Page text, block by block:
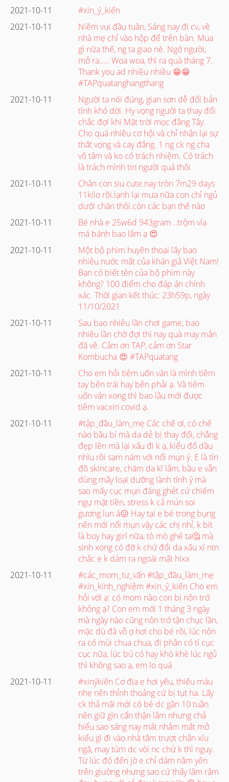
2021-10-11
#xin_ý_kiến
2021-10-11
Niềm vui đầu tuần, Sáng nay đi cv, về
nhà mẹ chỉ vào hộp để trên bàn. Mua
gì nữa thế, ng ta giao nè. Ngớ người,
mở ra..... Woa woa, thì ra quà tháng 7.
Thank you ad nhiều nhiều 😁😁
#TAPquatanghangthang
2021-10-11
Người ta nói đúng, gian sơn dễ đổi bản
tính khó dời. Hy vọng người ta thay đổi
chắc đợi khi Mặt trời mọc đằng Tây.
Cho quá nhiều cơ hội và chỉ nhận lại sự
thất vọng và cay đắng. 1 ng ck ng cha
vô tâm và ko có trách nhiệm. Có trách
là trách mình tin người quá thôi
2021-10-11
Chân con siu cute.nay tròn 7m29 days
11kilo rồi.lạnh lại mưa nữa con chỉ ngủ
dưới chăn thôi.còn các bạn thế nào
2021-10-11
Bé nhà e 25w6d 943gram ..trộm vía
má bánh bao lắm ạ 😍
2021-10-11
Một bộ phim huyền thoại lấy bao
nhiêu nước mắt của khán giả Việt Nam!
Bạn có biết tên của bộ phim này
không? 100 điểm cho đáp án chính
xác. Thời gian kết thúc: 23h59p, ngày
11/10/2021
2021-10-11
Sau bao nhiêu lần chơi game, bao
nhiêu lần chờ đợi thì nay quà may mắn
đã về. Cảm ơn TAP, cảm ơn Star
Kombucha 😍 #TAPquatang
2021-10-11
Cho em hỏi tiêm uốn ván là mình tiêm
tay bên trái hay bên phải ạ. Và tiêm
uốn ván xong thì bao lâu mới được
tiêm vacxin covid ạ.
2021-10-11
#tập_đầu_làm_mẹ Các chế ơi, có chế
nào bầu bí mà da dẻ bị thay đổi, chẳng
đẹp lên mà lại xấu đi k ạ, kiểu đổ dầu
nhìu rồi sạm nám với nổi mụn ý. E là tín
đồ skincare, chăm da kĩ lắm, bầu e vẫn
dùng mấy loại dưỡng lành tính ý mà
sao mấy cục mụn đáng ghét cứ chiếm
ngự mặt tiền, stress k cả mún soi
gương lun á😖 Hay tại e bé trong bụng
nên mới nổi mụn vậy các chị nhỉ, k bít
là boy hay girl nữa, tò mò ghê ta🤔 mà
sinh xong có đỡ k chứ đổi da xấu xí ntn
chắc e k dám ra ngoài mất hixx
2021-10-11
#các_mom_tư_vấn #tập_đầu_làm_mẹ
#xin_kinh_nghiệm #xin_ý_kiến Cho em
hỏi với ạ: có mom nào con bị nôn trớ
không ạ? Con em mới 1 tháng 3 ngày
mà ngày nào cũng nôn trớ tận chục lần,
mặc dù đã vỗ ợ hơi cho bé rồi, lúc nôn
ra có mùi chua chua, đi phân có tí cục
cục nữa, lúc bú có hay khò khè lúc ngủ
thì không sao ạ, em lo quá
2021-10-11
#xinýkiến Cơ địa e hơi yếu, thiếu máu
nhẹ nên thỉnh thoảng cứ bị tụt ha. Lấy
ck thả mãi mới có bé dc gần 10 tuần
nên giữ gìn cẩn thận lắm nhưng chả
hiểu sao sáng nay mắt nhắm mắt mở
kiểu gì đi vào nhà tắm trượt chân xíu
ngã, may túm dc vòi nc chứ k thì nguy.
Từ lúc đó đến jờ e chỉ dám nằm yên
trên giường nhưng sao cứ thấy lâm râm